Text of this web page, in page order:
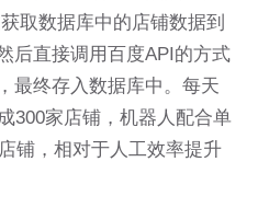
取数据库中的店铺数据到
后直接调用百度API的方式
最终存入数据库中。每天
300家店铺，机器人配合单
铺，相对于人工效率提升